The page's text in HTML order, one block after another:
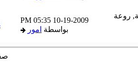
10-19-2009
05:35 PM
بواسطةامور